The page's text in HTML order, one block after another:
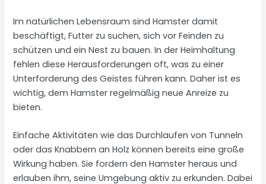
Im natürlichen Lebensraum sind Hamster damit
beschäftigt, Futter zu suchen, sich vor Feinden zu
schützen und ein Nest zu bauen. In der Heimhaltung
fehlen diese Herausforderungen oft, was zu einer
Unterforderung des Geistes führen kann. Daher ist es
wichtig, dem Hamster regelmäßig neue Anreize zu
bieten.
Einfache Aktivitäten wie das Durchlaufen von Tunneln
oder das Knabbern an Holz können bereits eine große
Wirkung haben. Sie fordern den Hamster heraus und
erlauben ihm, seine Umgebung aktiv zu erkunden. Dabei